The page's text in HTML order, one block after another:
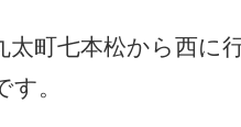
太町七本松から西に
す。